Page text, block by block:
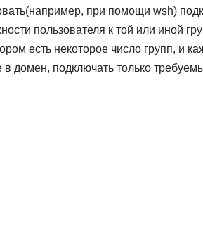
при помощи wsh)
пользователя к той или иной
есть некоторое число групп, и
в домен, подключать только